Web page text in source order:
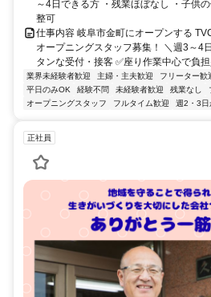
～4日できる方 ・残業ほぼなし ・子供
整可
仕事内容 岐阜市金町にオープンする
オープニングスタッフ募集！ ＼週3～4
タンな受付・接客 ✅座り作業中心で負
業界未経験者歓迎 主婦・主夫歓迎 フリーター歓
平日のみOK
経験不問 未経験者歓迎 残業なし
オープニングスタッフ
フルタイム歓迎 週2・3日
正社員